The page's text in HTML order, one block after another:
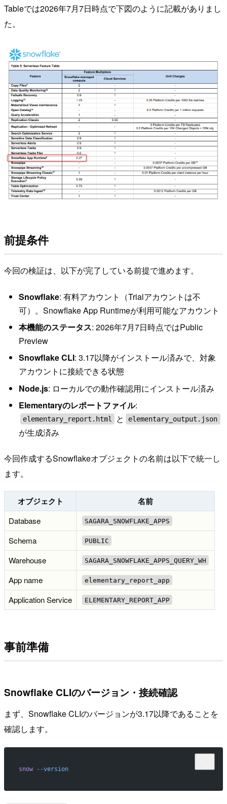
Tableでは2026年7月7日時点で下図のように記載がありまし
た。
前提条件
今回の検証は、以下が完了している前提で進めます。
Snowflake: 有料アカウント（Trialアカウントは不
可）。Snowflake App Runtimeが利用可能なアカウント
本機能のステータス: 2026年7月7日時点ではPublic
Preview
Snowflake CLI: 3.17以降がインストール済みで、対象
アカウントに接続できる状態
Node.js: ローカルでの動作確認用にインストール済み
Elementaryのレポートファイル:
elementary_report.html と elementary_output.json
が生成済み
今回作成するSnowflakeオブジェクトの名前は以下で統一し
ます。
オブジェクト 名前
Database SAGARA_SNOWFLAKE_APPS
Schema PUBLIC
Warehouse SAGARA_SNOWFLAKE_APPS_QUERY_WH
App name elementary_report_app
Application Service ELEMENTARY_REPORT_APP
事前準備
Snowflake CLIのバージョン・接続確認
まず、Snowflake CLIのバージョンが3.17以降であることを
確認します。
snow --version